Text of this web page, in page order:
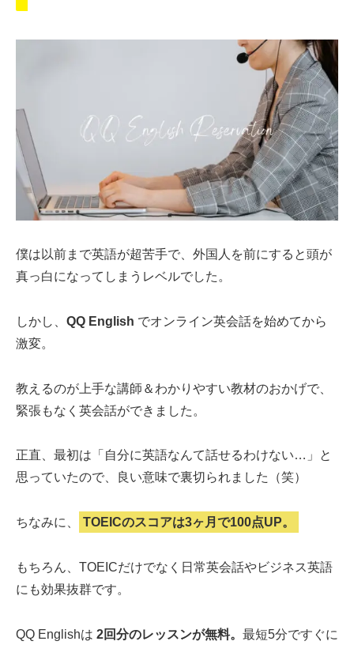
僕は以前まで英語が超苦手で、外国人を前にすると頭が
真っ白になってしまうレベルでした。
しかし、 QQ English でオンライン英会話を始めてから
激変。
教えるのが上手な講師＆わかりやすい教材のおかげで、
緊張もなく英会話ができました。
正直、最初は「自分に英語なんて話せるわけない…」と
思っていたので、良い意味で裏切られました（笑）
ちなみに、 TOEICのスコアは3ヶ月で100点UP。
もちろん、TOEICだけでなく日常英会話やビジネス英語
にも効果抜群です。
QQ Englishは 2回分のレッスンが無料。 最短5分ですぐに